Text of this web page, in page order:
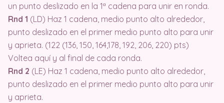
un punto deslizado en la 1ª cadena para unir en ronda.
Rnd 1 (LD) Haz 1 cadena, medio punto alto alrededor,
punto deslizado en el primer medio punto alto para unir
y aprieta. (122 (136, 150, 164,178, 192, 206, 220) pts)
Voltea aquí y al final de cada ronda.
Rnd 2 (LE) Haz 1 cadena, medio punto alto alrededor,
punto deslizado en el primer medio punto alto para unir
y aprieta.